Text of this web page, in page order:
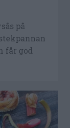
på
får god